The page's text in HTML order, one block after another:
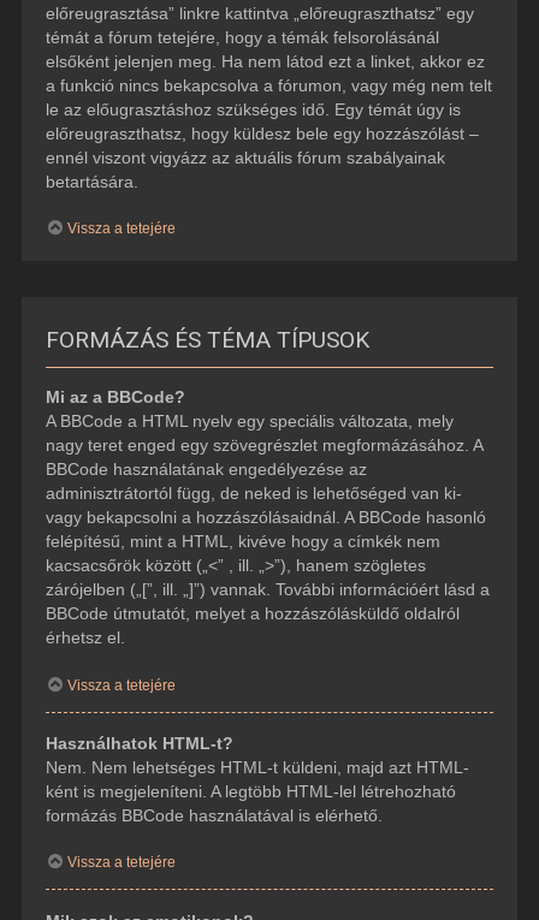
előreugrasztása” linkre kattintva „előreugraszthatsz” egy
témát a fórum tetejére, hogy a témák felsorolásánál
elsőként jelenjen meg. Ha nem látod ezt a linket, akkor ez
a funkció nincs bekapcsolva a fórumon, vagy még nem telt
le az előugrasztáshoz szükséges idő. Egy témát úgy is
előreugraszthatsz, hogy küldesz bele egy hozzászólást –
ennél viszont vigyázz az aktuális fórum szabályainak
betartására.
Vissza a tetejére
FORMÁZÁS ÉS TÉMA TÍPUSOK
Mi az a BBCode?
A BBCode a HTML nyelv egy speciális változata, mely
nagy teret enged egy szövegrészlet megformázásához. A
BBCode használatának engedélyezése az
adminisztrátortól függ, de neked is lehetőséged van ki-
vagy bekapcsolni a hozzászólásaidnál. A BBCode hasonló
felépítésű, mint a HTML, kivéve hogy a címkék nem
kacsacsőrök között („<” , ill. „>”), hanem szögletes
zárójelben („[”, ill. „]”) vannak. További információért lásd a
BBCode útmutatót, melyet a hozzászólásküldő oldalról
érhetsz el.
Vissza a tetejére
Használhatok HTML-t?
Nem. Nem lehetséges HTML-t küldeni, majd azt HTML-
ként is megjeleníteni. A legtöbb HTML-lel létrehozható
formázás BBCode használatával is elérhető.
Vissza a tetejére